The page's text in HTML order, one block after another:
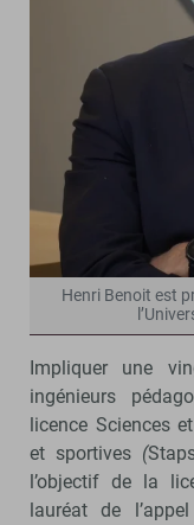
Henri Benoit est
Impliquer une
ingénieurs
licence Sciences
et sportives (
l’objectif de la
lauréat de